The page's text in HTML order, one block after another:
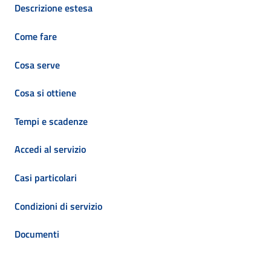
Descrizione estesa
Come fare
Cosa serve
Cosa si ottiene
Tempi e scadenze
Accedi al servizio
Casi particolari
Condizioni di servizio
Documenti